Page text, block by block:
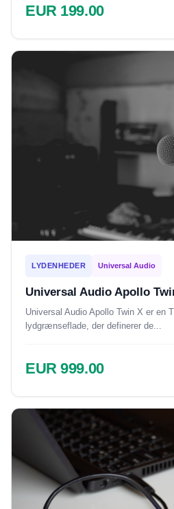
EUR 199.00
LYDENHEDER Universal Audio
Universal Audio Apollo
Universal Audio Apollo Twin X er en
lydgrænseflade, der definerer de...
EUR 999.00